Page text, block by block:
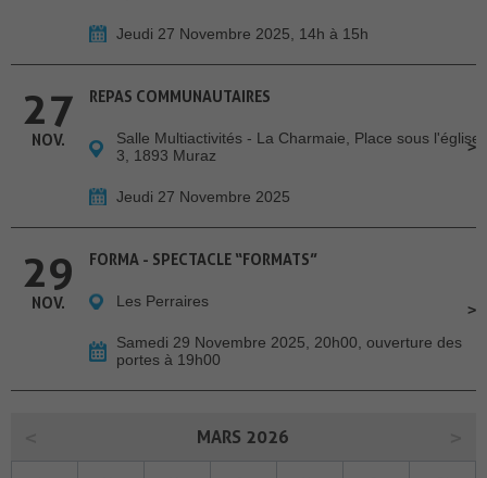
Jeudi 27 Novembre 2025, 14h à 15h
27
NOV.
REPAS COMMUNAUTAIRES
Salle Multiactivités - La Charmaie, Place sous l'église
3, 1893 Muraz
Jeudi 27 Novembre 2025
29
NOV.
FORMA - SPECTACLE “FORMATS”
Les Perraires
Samedi 29 Novembre 2025, 20h00, ouverture des
portes à 19h00
MARS 2026